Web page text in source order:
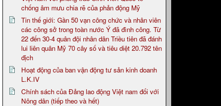
chống âm mưu chia rẽ của phản động Mỹ
Tin thế giới: Gần 50 vạn công chức và nhân viên
các công sở trong toàn nước Ý đã đình công. Từ
22 đến 30-4 quân đội nhân dân Triều tiên đã đánh
lui liên quân Mỹ 70 cây số và tiêu diệt 20.792 tên
địch
Hoạt động của ban vận động tư sản kinh doanh
L.K.IV
Chính sách của Đảng lao động Việt nam đối với
Nông dân (tiếp theo và hết)